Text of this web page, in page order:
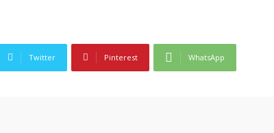
Twitter Pinterest WhatsApp